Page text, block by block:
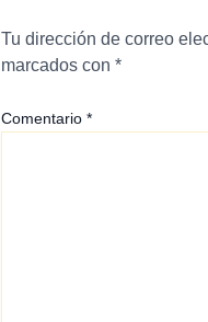
Tu dirección de correo
marcados con *
Comentario *